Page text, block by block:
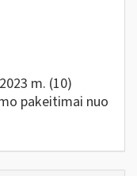
m. (10)
pakeitimai nuo